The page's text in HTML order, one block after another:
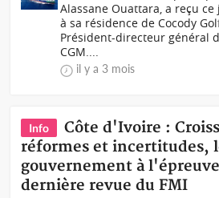
Alassane Ouattara, a reçu
à sa résidence de Cocody
Président-directeur général
CGM....
il y a 3 mois
Info
Côte d'Ivoire :
réformes et incertitudes,
gouvernement à
dernière revue du FMI